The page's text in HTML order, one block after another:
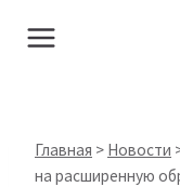
Главная > Новости
на расширенную